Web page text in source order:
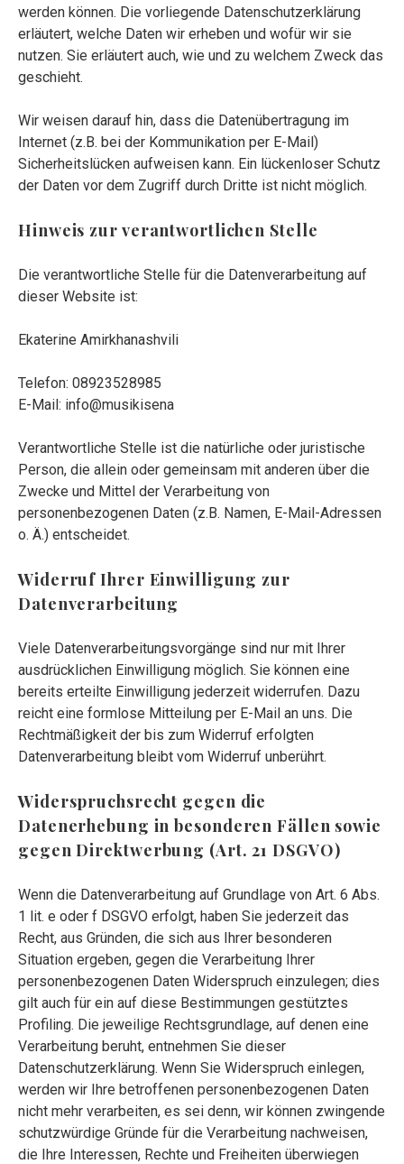
werden können. Die vorliegende Datenschutzerklärung
erläutert, welche Daten wir erheben und wofür wir sie
nutzen. Sie erläutert auch, wie und zu welchem Zweck das
geschieht.
Wir weisen darauf hin, dass die Datenübertragung im
Internet (z.B. bei der Kommunikation per E-Mail)
Sicherheitslücken aufweisen kann. Ein lückenloser Schutz
der Daten vor dem Zugriff durch Dritte ist nicht möglich.
Hinweis zur verantwortlichen Stelle
Die verantwortliche Stelle für die Datenverarbeitung auf
dieser Website ist:
Ekaterine Amirkhanashvili
Telefon: 08923528985
E-Mail: info@musikisena
Verantwortliche Stelle ist die natürliche oder juristische
Person, die allein oder gemeinsam mit anderen über die
Zwecke und Mittel der Verarbeitung von
personenbezogenen Daten (z.B. Namen, E-Mail-Adressen
o. Ä.) entscheidet.
Widerruf Ihrer Einwilligung zur
Datenverarbeitung
Viele Datenverarbeitungsvorgänge sind nur mit Ihrer
ausdrücklichen Einwilligung möglich. Sie können eine
bereits erteilte Einwilligung jederzeit widerrufen. Dazu
reicht eine formlose Mitteilung per E-Mail an uns. Die
Rechtmäßigkeit der bis zum Widerruf erfolgten
Datenverarbeitung bleibt vom Widerruf unberührt.
Widerspruchsrecht gegen die
Datenerhebung in besonderen Fällen sowie
gegen Direktwerbung (Art. 21 DSGVO)
Wenn die Datenverarbeitung auf Grundlage von Art. 6 Abs.
1 lit. e oder f DSGVO erfolgt, haben Sie jederzeit das
Recht, aus Gründen, die sich aus Ihrer besonderen
Situation ergeben, gegen die Verarbeitung Ihrer
personenbezogenen Daten Widerspruch einzulegen; dies
gilt auch für ein auf diese Bestimmungen gestütztes
Profiling. Die jeweilige Rechtsgrundlage, auf denen eine
Verarbeitung beruht, entnehmen Sie dieser
Datenschutzerklärung. Wenn Sie Widerspruch einlegen,
werden wir Ihre betroffenen personenbezogenen Daten
nicht mehr verarbeiten, es sei denn, wir können zwingende
schutzwürdige Gründe für die Verarbeitung nachweisen,
die Ihre Interessen, Rechte und Freiheiten überwiegen